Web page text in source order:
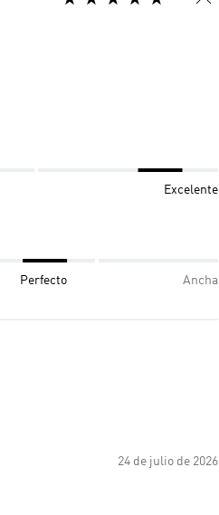
Excelente
Perfecto Ancha
24 de julio de 2026